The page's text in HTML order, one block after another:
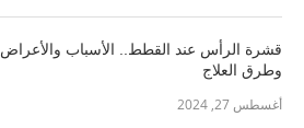
قشرة الرأس عند القطط.. الأسباب والأعراض
وطرق العلاج
أغسطس 27, 2024